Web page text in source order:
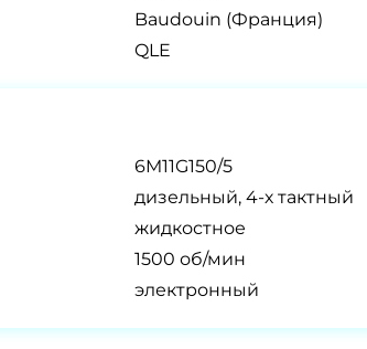
Baudouin (Франция)
QLE
6M11G150/5
дизельный, 4-х тактный
жидкостное
1500 об/мин
электронный